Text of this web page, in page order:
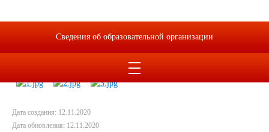
номера"горячей линии"
Дата создания: 12.11.2020
Дата обновления: 12.11.2020
Сведения об образовательной организации